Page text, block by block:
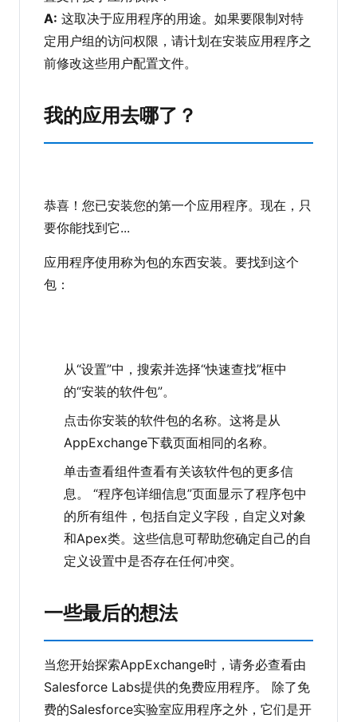
A: 这取决于应用程序的用途。如果要限制对特
定用户组的访问权限，请计划在安装应用程序之
前修改这些用户配置文件。
我的应用去哪了？
恭喜！您已安装您的第一个应用程序。现在，只
要你能找到它...
应用程序使用称为包的东西安装。要找到这个
包：
从“设置”中，搜索并选择“快速查找”框中
的“安装的软件包”。
点击你安装的软件包的名称。这将是从
AppExchange下载页面相同的名称。
单击查看组件查看有关该软件包的更多信
息。 “程序包详细信息”页面显示了程序包中
的所有组件，包括自定义字段，自定义对象
和Apex类。这些信息可帮助您确定自己的自
定义设置中是否存在任何冲突。
一些最后的想法
当您开始探索AppExchange时，请务必查看由
Salesforce Labs提供的免费应用程序。 除了免
费的Salesforce实验室应用程序之外，它们是开